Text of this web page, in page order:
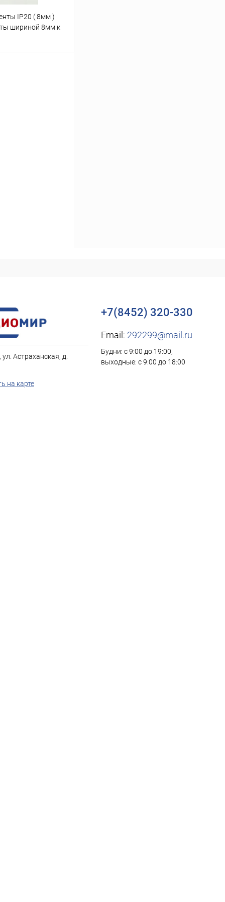
IP20 ( 8мм )
шириной 8мм к
ул. Астраханская, д.
на карте
+7(8452) 320-330
Email: 292299@mail.ru
Будни: с 9:00 до 19:00,
выходные: с 9:00 до 18:00